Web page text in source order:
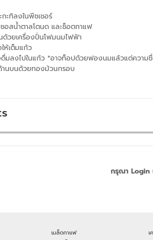
กะทิลงในพีชเชอร์
อสน้ำตาลโตนด และช็อตกาแฟ
ด้วยเครื่องปั่นโฟมนมไฟฟ้า
ห้เต็มแก้ว
ดื่มลงไปในแก้ว *อาจท็อปด้วยฟองนมแล้วแต่ความ
นบนด้วยทองม้วนกรอบ
กรุณา Login
เมล็ดกาแฟ
เ